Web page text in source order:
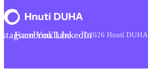
FacebookYouTubeLinkedIn©2026 Hnutí DUHA